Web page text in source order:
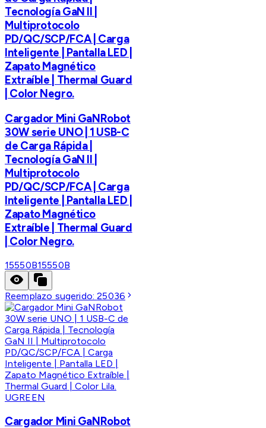
Tecnología GaN II |
Multiprotocolo
PD/QC/SCP/FCA | Carga
Inteligente | Pantalla LED |
Zapato Magnético
Extraíble | Thermal Guard
| Color Negro.
Cargador Mini GaNRobot
30W serie UNO | 1 USB-C
de Carga Rápida |
Tecnología GaN II |
Multiprotocolo
PD/QC/SCP/FCA | Carga
Inteligente | Pantalla LED |
Zapato Magnético
Extraíble | Thermal Guard
| Color Negro.
15550B15550B
Reemplazo sugerido:25036
UGREEN
Cargador Mini GaNRobot